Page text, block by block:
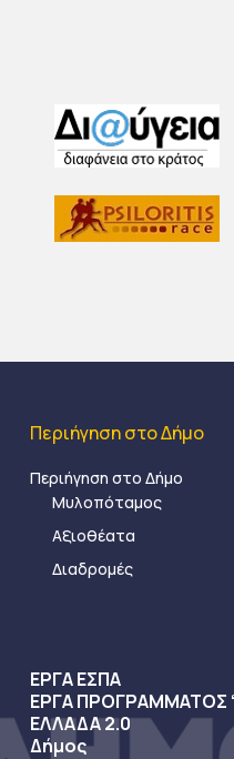
Περιήγηση στο Δήμο
Περιήγηση στο Δήμο
Μυλοπόταμος
Αξιοθέατα
Διαδρομές
ΕΡΓΑ ΕΣΠΑ
ΕΡΓΑ ΠΡΟΓΡΑΜΜΑΤΟΣ
ΕΛΛΑΔΑ 2.0
Δήμος